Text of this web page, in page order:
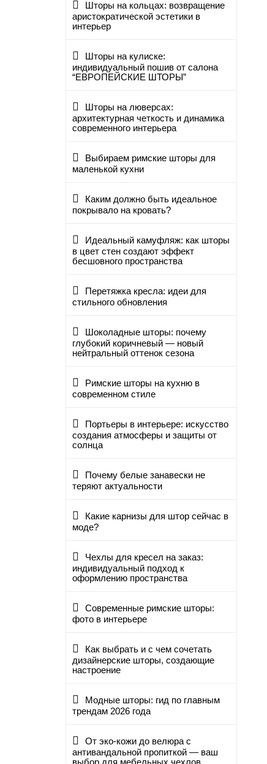
Шторы на кольцах: возвращение
аристократической эстетики в
интерьер
Шторы на кулиске:
индивидуальный пошив от салона
“ЕВРОПЕЙСКИЕ ШТОРЫ”
Шторы на люверсах:
архитектурная четкость и динамика
современного интерьера
Выбираем римские шторы для
маленькой кухни
Каким должно быть идеальное
покрывало на кровать?
Идеальный камуфляж: как шторы
в цвет стен создают эффект
бесшовного пространства
Перетяжка кресла: идеи для
стильного обновления
Шоколадные шторы: почему
глубокий коричневый — новый
нейтральный оттенок сезона
Римские шторы на кухню в
современном стиле
Портьеры в интерьере: искусство
создания атмосферы и защиты от
солнца
Почему белые занавески не
теряют актуальности
Какие карнизы для штор сейчас в
моде?
Чехлы для кресел на заказ:
индивидуальный подход к
оформлению пространства
Современные римские шторы:
фото в интерьере
Как выбрать и с чем сочетать
дизайнерские шторы, создающие
настроение
Модные шторы: гид по главным
трендам 2026 года
От эко-кожи до велюра с
антивандальной пропиткой — ваш